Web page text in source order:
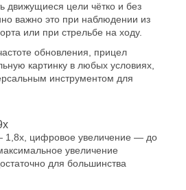
движущиеся цели чётко и без
важно это при наблюдении из
или при стрельбе на ходу.
обновления, прицел
картинку в любых условиях,
инструментом для
1,8x, цифровое увеличение — до
увеличение
для большинства